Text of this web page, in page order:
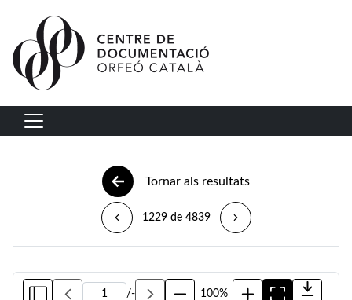
Vés al contingut
Navegació principal
Tornar als resultats
1229 de 4839
/- 100%